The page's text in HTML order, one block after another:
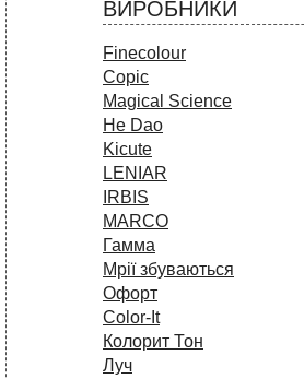
ВИРОБНИКИ
Finecolour
Copic
Magical Science
He Dao
Kicute
LENIAR
IRBIS
MARCO
Гамма
Мрії збуваються
Офорт
Сolor-It
Колорит Тон
Луч